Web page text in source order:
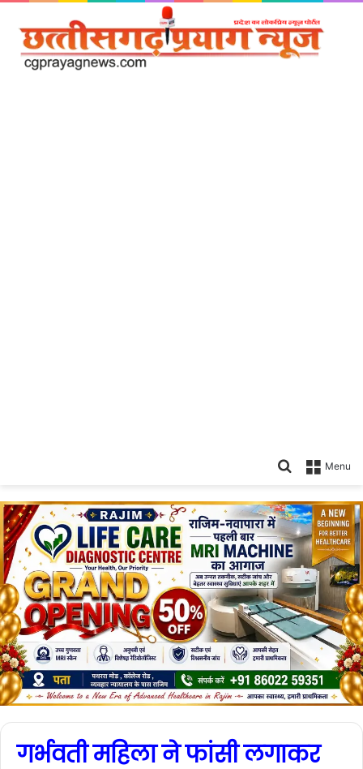
Menu
Search
गर्भवती महिला ने फांसी लगाकर